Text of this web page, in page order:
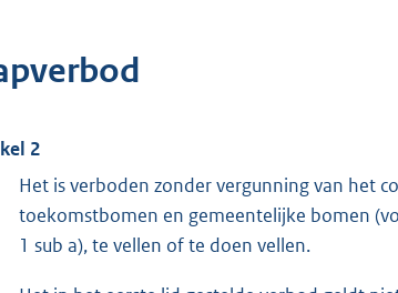
2
Het is verboden zonder vergunning van het
toekomstbomen en gemeentelijke bomen
1 sub a), te vellen of te doen vellen.